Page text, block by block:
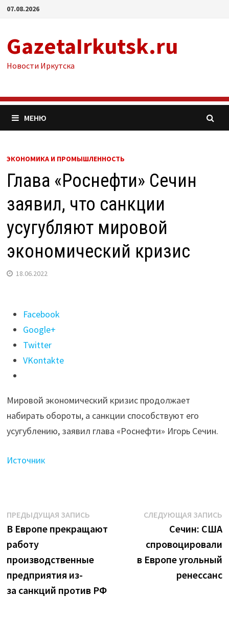
Перейти
07.08.2026
GazetaIrkutsk.ru
Новости Иркутска
МЕНЮ
ЭКОНОМИКА И ПРОМЫШЛЕННОСТЬ
Глава «Роснефти» Сечин
заявил, что санкции
усугубляют мировой
экономический кризис
18.06.2022
Поделиться
"Глава
«Роснефти»
Сечин
заявил,
санкции
усугубляют
мировой
кризис"
Facebook
Google+
Twitter
VKontakte
Мировой экономический кризис продолжает
набирать обороты, а санкции способствуют его
усугублению, заявил глава «Роснефти» Игорь Сечин.
Источник
Навигация
по
записям
ПРЕДЫДУЩАЯ ЗАПИСЬПредыдущая
запись:
В Европе прекращают
работу
производственные
предприятия из-
за санкций против РФ
СЛЕДУЮЩАЯ ЗАПИСЬ
Сечин: США
спровоцировали
в Европе угольный
ренессанс